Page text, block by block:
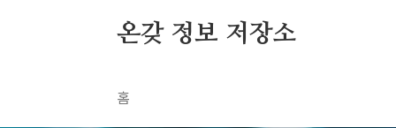
온갖 정보 저장소
홈